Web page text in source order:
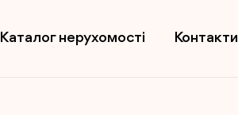
Каталог нерухомості Контакти